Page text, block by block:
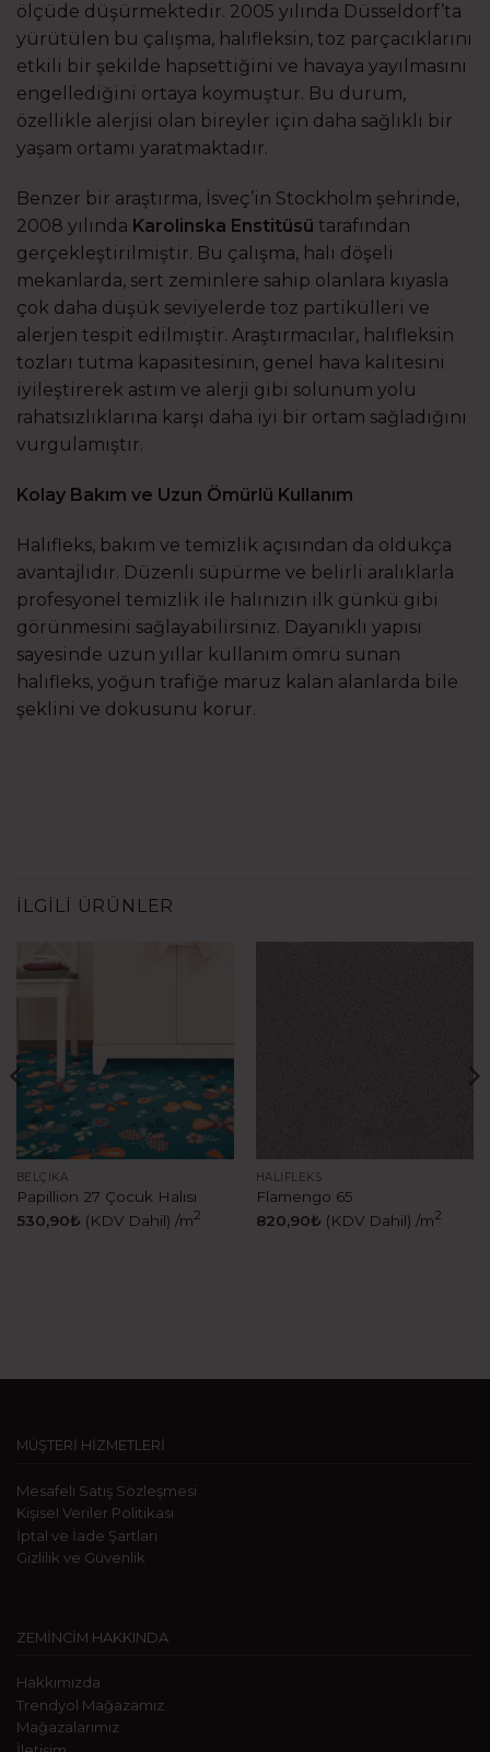
ölçüde düşürmektedir. 2005 yılında Düsseldorf’ta
yürütülen bu çalışma, halıfleksin, toz parçacıklarını
etkili bir şekilde hapsettiğini ve havaya yayılmasını
engellediğini ortaya koymuştur. Bu durum,
özellikle alerjisi olan bireyler için daha sağlıklı bir
yaşam ortamı yaratmaktadır.
Benzer bir araştırma, İsveç’in Stockholm şehrinde,
2008 yılında Karolinska Enstitüsü tarafından
gerçekleştirilmiştir. Bu çalışma, halı döşeli
mekanlarda, sert zeminlere sahip olanlara kıyasla
çok daha düşük seviyelerde toz partikülleri ve
alerjen tespit edilmiştir. Araştırmacılar, halıfleksin
tozları tutma kapasitesinin, genel hava kalitesini
iyileştirerek astım ve alerji gibi solunum yolu
rahatsızlıklarına karşı daha iyi bir ortam sağladığını
vurgulamıştır.
Kolay Bakım ve Uzun Ömürlü Kullanım
Halıfleks, bakım ve temizlik açısından da oldukça
avantajlıdır. Düzenli süpürme ve belirli aralıklarla
profesyonel temizlik ile halınızın ilk günkü gibi
görünmesini sağlayabilirsiniz. Dayanıklı yapısı
sayesinde uzun yıllar kullanım ömrü sunan
halıfleks, yoğun trafiğe maruz kalan alanlarda bile
şeklini ve dokusunu korur.
İLGILI ÜRÜNLER
BELÇIKA
Papillion 27 Çocuk Halısı
530,90₺ (KDV Dahil) /m2
HALIFLEKS
Flamengo 65
820,90₺ (KDV Dahil) /m2
MÜŞTERİ HİZMETLERİ
Mesafeli Satış Sözleşmesi
KişiseI Veriler Politikası
İptal ve İade Şartları
Gizlilik ve Güvenlik
ZEMİNCİM HAKKINDA
Hakkımızda
Trendyol Mağazamız
Mağazalarımız